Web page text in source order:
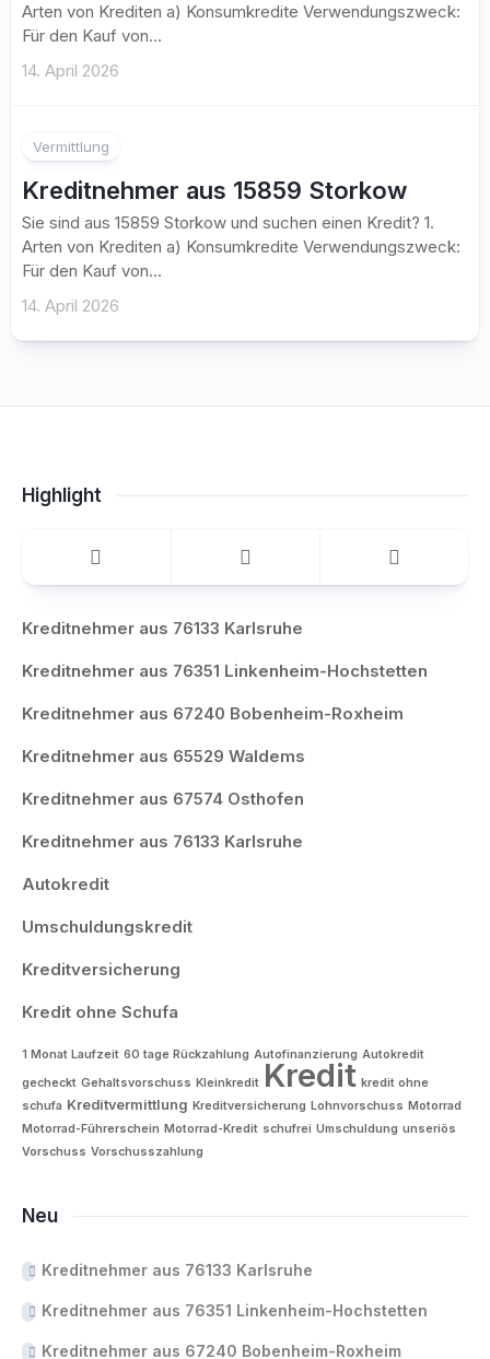
Arten von Krediten a) Konsumkredite Verwendungszweck:
Für den Kauf von...
14. April 2026
Vermittlung
Kreditnehmer aus 15859 Storkow
Sie sind aus 15859 Storkow und suchen einen Kredit? 1.
Arten von Krediten a) Konsumkredite Verwendungszweck:
Für den Kauf von...
14. April 2026
Highlight
Kreditnehmer aus 76133 Karlsruhe
Kreditnehmer aus 76351 Linkenheim-Hochstetten
Kreditnehmer aus 67240 Bobenheim-Roxheim
Kreditnehmer aus 65529 Waldems
Kreditnehmer aus 67574 Osthofen
Kreditnehmer aus 76133 Karlsruhe
Autokredit
Umschuldungskredit
Kreditversicherung
Kredit ohne Schufa
1 Monat Laufzeit 60 tage Rückzahlung Autofinanzierung Autokredit
gecheckt Gehaltsvorschuss Kleinkredit Kredit kredit ohne
schufa Kreditvermittlung Kreditversicherung Lohnvorschuss Motorrad
Motorrad-Führerschein Motorrad-Kredit schufrei Umschuldung unseriös
Vorschuss Vorschusszahlung
Neu
Kreditnehmer aus 76133 Karlsruhe
Kreditnehmer aus 76351 Linkenheim-Hochstetten
Kreditnehmer aus 67240 Bobenheim-Roxheim